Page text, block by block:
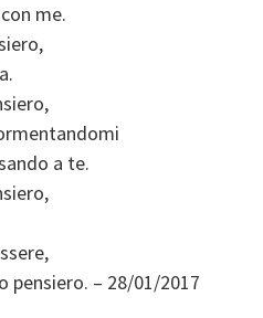
me.
a te.
pensiero. – 28/01/2017